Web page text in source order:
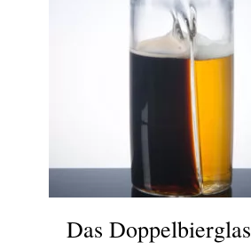
Das Doppelbierglas